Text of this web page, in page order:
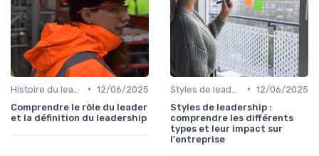
• 12/06/2025
Comprendre le rôle du leader
et la définition du leadership
• 12/06/2025
Styles de leadership :
comprendre les différents
types et leur impact sur
l'entreprise